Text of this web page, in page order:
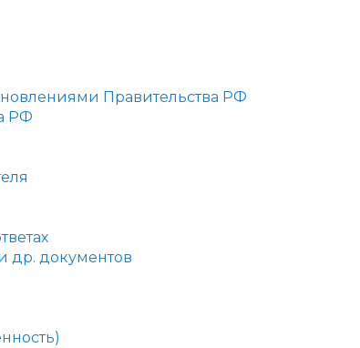
Правительства РФ
РФ
др. документов